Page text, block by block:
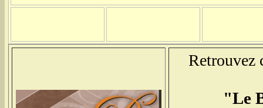
Retrouvez
"Le